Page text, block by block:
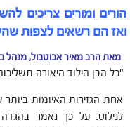
הורים ומורים צריכים
ואז הם רשאים לצפות
מאת הרב מאיר אבוטבול, מנהל
"כל הבן הילוד היאורה
אחת הגזירות האיומות
לנילוס. על כך נאמר